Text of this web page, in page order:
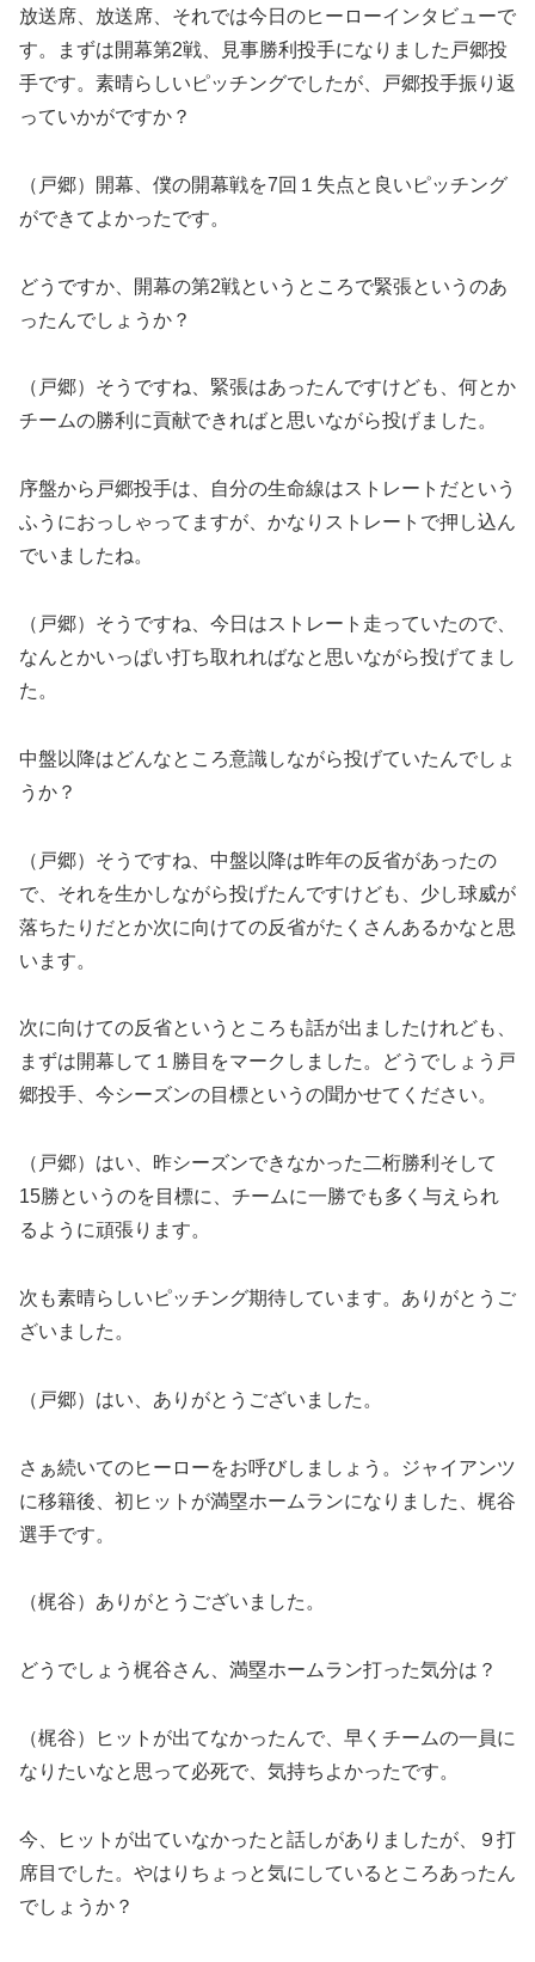
放送席、放送席、それでは今日のヒーローインタビューで
す。まずは開幕第2戦、見事勝利投手になりました戸郷投
手です。素晴らしいピッチングでしたが、戸郷投手振り返
っていかがですか？
（戸郷）開幕、僕の開幕戦を7回１失点と良いピッチング
ができてよかったです。
どうですか、開幕の第2戦というところで緊張というのあ
ったんでしょうか？
（戸郷）そうですね、緊張はあったんですけども、何とか
チームの勝利に貢献できればと思いながら投げました。
序盤から戸郷投手は、自分の生命線はストレートだという
ふうにおっしゃってますが、かなりストレートで押し込ん
でいましたね。
（戸郷）そうですね、今日はストレート走っていたので、
なんとかいっぱい打ち取れればなと思いながら投げてまし
た。
中盤以降はどんなところ意識しながら投げていたんでしょ
うか？
（戸郷）そうですね、中盤以降は昨年の反省があったの
で、それを生かしながら投げたんですけども、少し球威が
落ちたりだとか次に向けての反省がたくさんあるかなと思
います。
次に向けての反省というところも話が出ましたけれども、
まずは開幕して１勝目をマークしました。どうでしょう戸
郷投手、今シーズンの目標というの聞かせてください。
（戸郷）はい、昨シーズンできなかった二桁勝利そして
15勝というのを目標に、チームに一勝でも多く与えられ
るように頑張ります。
次も素晴らしいピッチング期待しています。ありがとうご
ざいました。
（戸郷）はい、ありがとうございました。
さぁ続いてのヒーローをお呼びしましょう。ジャイアンツ
に移籍後、初ヒットが満塁ホームランになりました、梶谷
選手です。
（梶谷）ありがとうございました。
どうでしょう梶谷さん、満塁ホームラン打った気分は？
（梶谷）ヒットが出てなかったんで、早くチームの一員に
なりたいなと思って必死で、気持ちよかったです。
今、ヒットが出ていなかったと話しがありましたが、９打
席目でした。やはりちょっと気にしているところあったん
でしょうか？